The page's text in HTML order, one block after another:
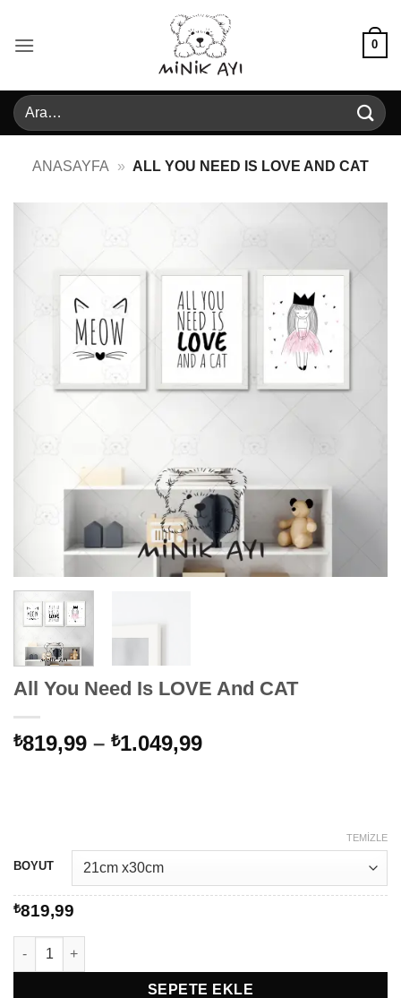
0
Ara:
ANASAYFA » ALL YOU NEED IS LOVE AND CAT
All You Need Is LOVE And CAT
₺819,99 – ₺1.049,99Fiyat
BOYUT
TEMIZLE
₺819,99
All You Need Is LOVE And CAT adet
SEPETE EKLE